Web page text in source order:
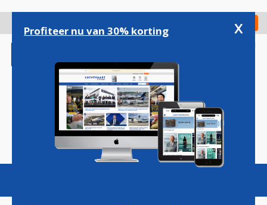
gaan
Check in
Magazine Podcasts Vacatures
Profiteer nu van 30% korting x